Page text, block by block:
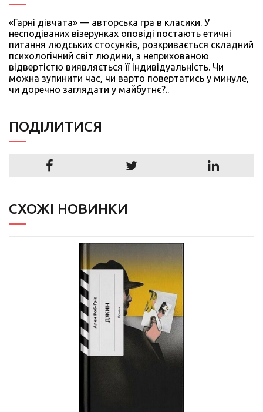
«Гарні дівчата» — авторська гра в класики. У
несподіваних візерунках оповіді постають етичні
питання людських стосунків, розкривається складний
психологічний світ людини, з неприхованою
відвертістю виявляється її індивідуальність. Чи
можна зупинити час, чи варто повертатись у минуле,
чи доречно заглядати у майбутнє?..
ПОДIЛИТИСЯ
СХОЖІ НОВИНКИ